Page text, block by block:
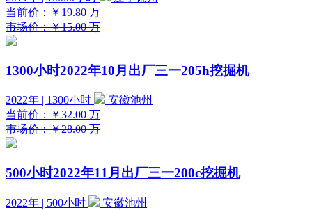
当前价：
￥19.80 万
市场价：￥15.00 万
1300小时2022年10月出厂三一205h挖掘机
2022年 | 1300小时
安徽池州
当前价：
￥32.00 万
市场价：￥28.00 万
500小时2022年11月出厂三一200c挖掘机
2022年 | 500小时
安徽池州